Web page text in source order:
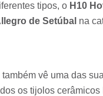
tipos, o H10
de Setúbal na
também vê uma das
os tijolos